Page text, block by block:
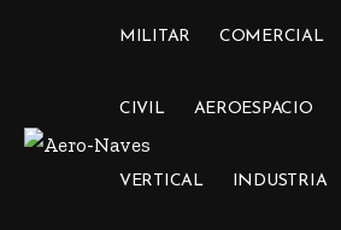
MILITAR COMERCIAL
CIVIL AEROESPACIO
VERTICAL INDUSTRIA